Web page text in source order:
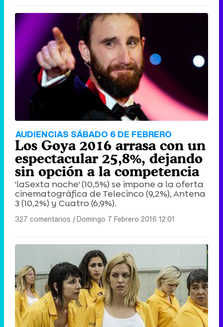
AUDIENCIAS SÁBADO 6 DE FEBRERO
Los Goya 2016 arrasa con un
espectacular 25,8%, dejando
sin opción a la competencia
'laSexta noche' (10,5%) se impone a la oferta
cinematográfica de Telecinco (9,2%), Antena
3 (10,2%) y Cuatro (6,9%).
327 comentarios |Domingo 7 Febrero 2016 12:01